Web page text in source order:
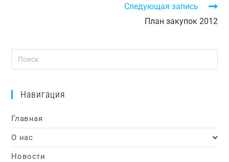
Следующая запись
План закупок 2012
Навигация
Главная
О нас
Новости